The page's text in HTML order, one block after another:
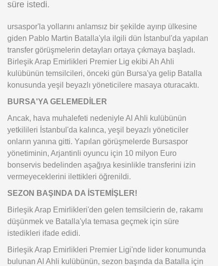
süre istedi.
ursaspor'la yollarını anlamsız bir şekilde ayırıp ülkesine
giden Pablo Martin Batalla'yla ilgili dün İstanbul'da yapılan
transfer görüşmelerin detayları ortaya çıkmaya başladı.
Birleşik Arap Emirlikleri Premier Lig ekibi Ah Ahli
kulübünün temsilcileri, önceki gün Bursa'ya gelip Batalla
konusunda yeşil beyazlı yöneticilere masaya oturacaktı.
BURSA'YA GELEMEDİLER
Ancak, hava muhalefeti nedeniyle Al Ahli kulübünün
yetkilileri İstanbul'da kalınca, yeşil beyazlı yöneticiler
onların yanına gitti. Yapılan görüşmelerde Bursaspor
yönetiminin, Arjantinli oyuncu için 10 milyon Euro
bonservis bedelinden aşağıya kesinlikle transferini izin
vermeyeceklerini ilettikleri öğrenildi.
SEZON BAŞINDA DA İSTEMİŞLER!
Birleşik Arap Emirlikleri'den gelen temsilcierin de, rakamı
düşünmek ve Batalla'yla temasa geçmek için süre
istedikleri ifade edidi.
Birleşik Arap Emirlikleri Premier Ligi'nde lider konumunda
bulunan Al Ahli kulübünün, sezon başında da Batalla için